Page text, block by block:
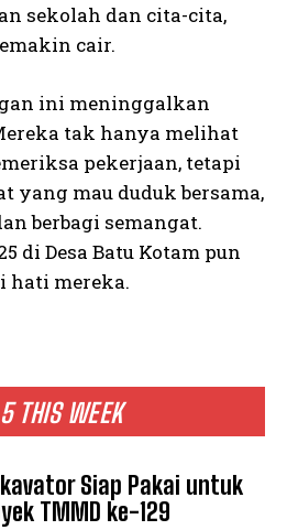
THIS WEEK
Siap Pakai untuk
TMMD ke-129
sekolah dan cita-cita,
cair.
ini meninggalkan
tak hanya melihat
pekerjaan, tetapi
yang mau duduk bersama,
berbagi semangat.
di Desa Batu Kotam pun
hati mereka.